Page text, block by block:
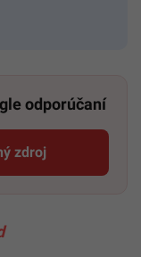
odporúčaní
zdrojsa otvorí v